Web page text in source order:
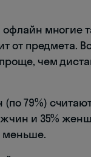
многие
от предмета.
чем
79%)
и 35%
меньше.